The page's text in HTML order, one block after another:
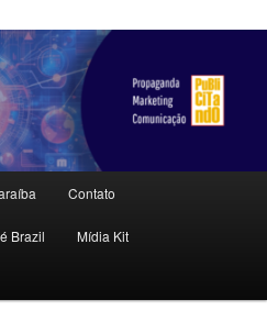
Contato
Brazil Mídia Kit